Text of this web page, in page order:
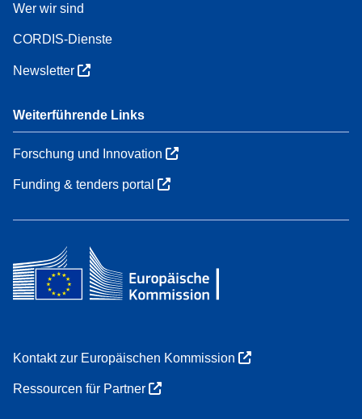
Wer wir sind
CORDIS-Dienste
Newsletter
Weiterführende Links
Forschung und Innovation
Funding & tenders portal
Kontakt zur Europäischen Kommission
Ressourcen für Partner